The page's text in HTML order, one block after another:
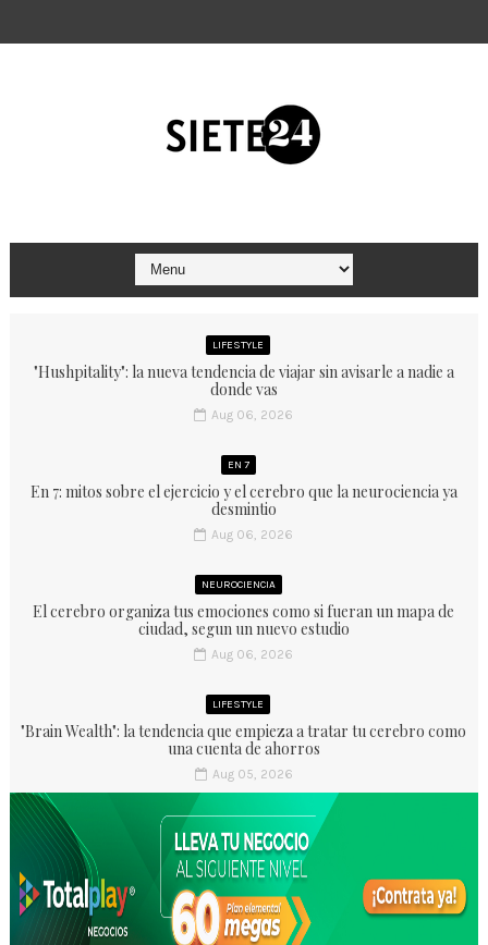
LIFESTYLE
"Hushpitality": la nueva tendencia de viajar sin avisarle a nadie a
donde vas
Aug 06, 2026
EN 7
En 7: mitos sobre el ejercicio y el cerebro que la neurociencia ya
desmintio
Aug 06, 2026
NEUROCIENCIA
El cerebro organiza tus emociones como si fueran un mapa de
ciudad, segun un nuevo estudio
Aug 06, 2026
LIFESTYLE
"Brain Wealth": la tendencia que empieza a tratar tu cerebro como
una cuenta de ahorros
Aug 05, 2026